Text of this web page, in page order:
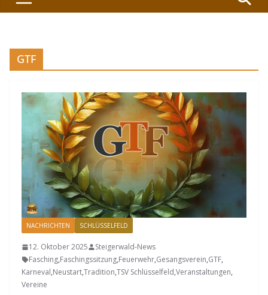
GTF
NACHRICHTEN SCHLÜSSELFELD
12. Oktober 2025
Steigerwald-News
Fasching,Faschingssitzung,Feuerwehr,Gesangsverein,GTF,
Karneval,Neustart,Tradition,TSV Schlüsselfeld,Veranstaltungen,
Vereine